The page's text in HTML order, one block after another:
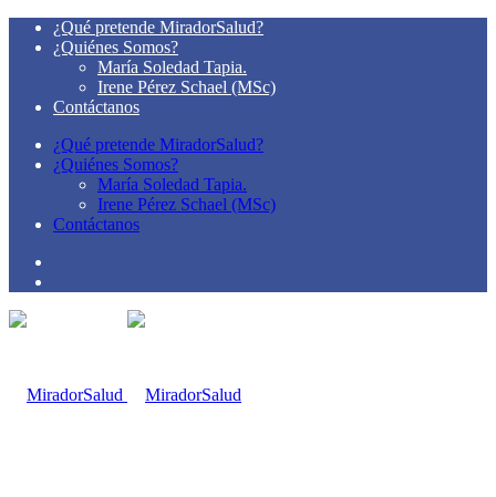
¿Qué pretende MiradorSalud?
¿Quiénes Somos?
María Soledad Tapia.
Irene Pérez Schael (MSc)
Contáctanos
¿Qué pretende MiradorSalud?
¿Quiénes Somos?
María Soledad Tapia.
Irene Pérez Schael (MSc)
Contáctanos